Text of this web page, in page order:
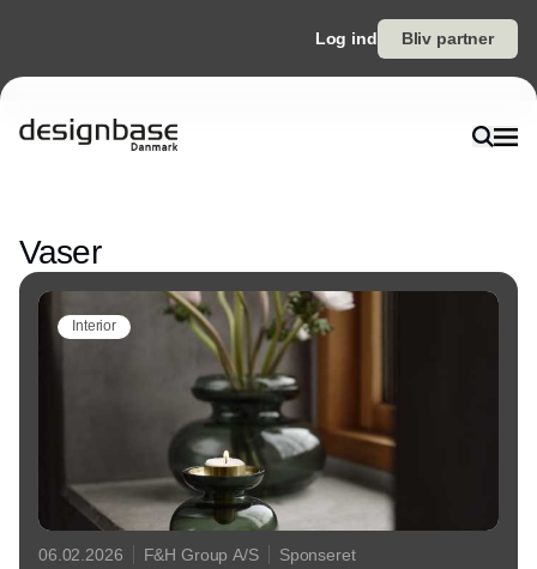
Log ind Bliv partner
Vaser
Interior
06.02.2026 F&H Group A/S Sponseret